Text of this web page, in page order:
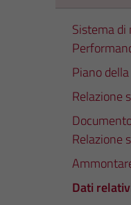
Sistema di
Piano
Relazione
Relazione
Dati